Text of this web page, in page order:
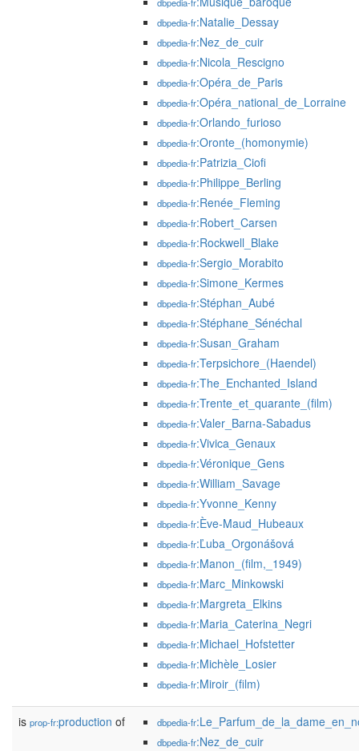
dbpedia-fr:Natalie_Dessay
dbpedia-fr:Nez_de_cuir
dbpedia-fr:Nicola_Rescigno
dbpedia-fr:Opéra_de_Paris
dbpedia-fr:Opéra_national_de_Lorraine
dbpedia-fr:Orlando_furioso
dbpedia-fr:Oronte_(homonymie)
dbpedia-fr:Patrizia_Ciofi
dbpedia-fr:Philippe_Berling
dbpedia-fr:Renée_Fleming
dbpedia-fr:Robert_Carsen
dbpedia-fr:Rockwell_Blake
dbpedia-fr:Sergio_Morabito
dbpedia-fr:Simone_Kermes
dbpedia-fr:Stéphan_Aubé
dbpedia-fr:Stéphane_Sénéchal
dbpedia-fr:Susan_Graham
dbpedia-fr:Terpsichore_(Haendel)
dbpedia-fr:The_Enchanted_Island
dbpedia-fr:Trente_et_quarante_(film)
dbpedia-fr:Valer_Barna-Sabadus
dbpedia-fr:Vivica_Genaux
dbpedia-fr:Véronique_Gens
dbpedia-fr:William_Savage
dbpedia-fr:Yvonne_Kenny
dbpedia-fr:Ève-Maud_Hubeaux
dbpedia-fr:Ľuba_Orgonášová
dbpedia-fr:Manon_(film,_1949)
dbpedia-fr:Marc_Minkowski
dbpedia-fr:Margreta_Elkins
dbpedia-fr:Maria_Caterina_Negri
dbpedia-fr:Michael_Hofstetter
dbpedia-fr:Michèle_Losier
dbpedia-fr:Miroir_(film)
is prop-fr:production of dbpedia-fr
dbpedia-fr:Nez_de_cuir